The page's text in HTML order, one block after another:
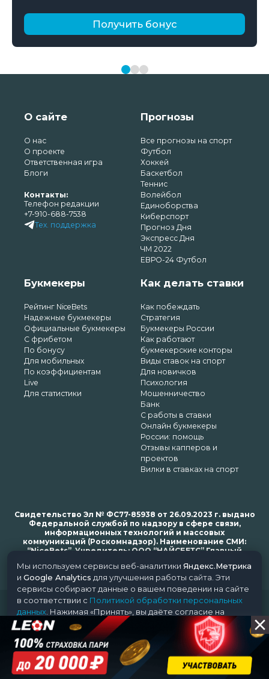
Получить бонус
О сайте
О нас
О проекте
Ответственная игра
Блоги
Контакты:
Телефон редакции
+7-910-688-7538
Тех. поддержка
Прогнозы
Все прогнозы на спорт
Футбол
Хоккей
Баскетбол
Теннис
Волейбол
Единоборства
Киберспорт
Прогноз Дня
Экспресс Дня
ЧМ 2022
ЕВРО-24 Футбол
Букмекеры
Рейтинг NiceBets
Надежные букмекеры
Официальные букмекеры
С фрибетом
По бонусу
Для мобильных
По коэффициентам
Live
Для статистики
Как делать ставки
Как побеждать
Стратегия
Букмекеры России
Как работают
букмекерские конторы
Виды ставок на спорт
Для новичков
Психология
Мошенничество
Банк
С работы в ставки
Онлайн букмекеры
России: помощь
Отзывы капперов и
проектов
Вилки в ставках на спорт
Свидетельство Эл № ФС77-85938 от 26.09.2023 г. выдано
Федеральной службой по надзору в сфере связи,
информационных технологий и массовых
коммуникаций (Роскомнадзор). Наименование СМИ:
“NiceBets”. Учредитель: ООО “НАЙСБЕТС” Главный
bets.ru
© 2018-2024 NiceBets. 18+
Мы используем сервисы веб-аналитики Яндекс.Метрика
и Google Analytics для улучшения работы сайта. Эти
сервисы собирают данные о вашем поведении на сайте
в соответствии с Политикой обработки персональных
данных . Нажимая «Принять», вы даёте согласие на
обработку ваших данных этими сервисами.
Принять Отклонить